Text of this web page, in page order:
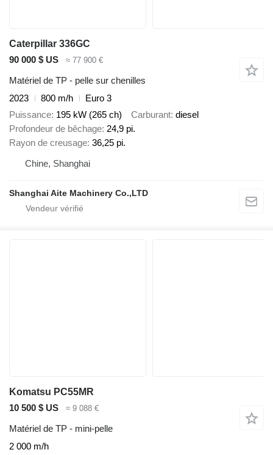
Caterpillar 336GC
90 000 $ US
≈ 77 900 €
Matériel de TP - pelle sur chenilles
2023
800 m/h
Euro 3
Puissance 195 kW (265 ch) Carburant diesel
Profondeur de bêchage 24,9 pi.
Rayon de creusage 36,25 pi.
Chine, Shanghai
Shanghai Aite Machinery Co.,LTD
Komatsu PC55MR
10 500 $ US
≈ 9 088 €
Matériel de TP - mini-pelle
2 000 m/h